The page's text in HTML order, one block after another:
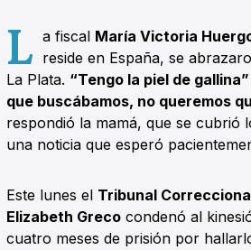
L a fiscal María Victoria
reside en España, se
La Plata. “Tengo la piel de gallina”
que buscábamos, no queremos
respondió la mamá, que se cubrió
una noticia que esperó
Este lunes el Tribunal
Elizabeth Greco condenó al
cuatro meses de prisión por